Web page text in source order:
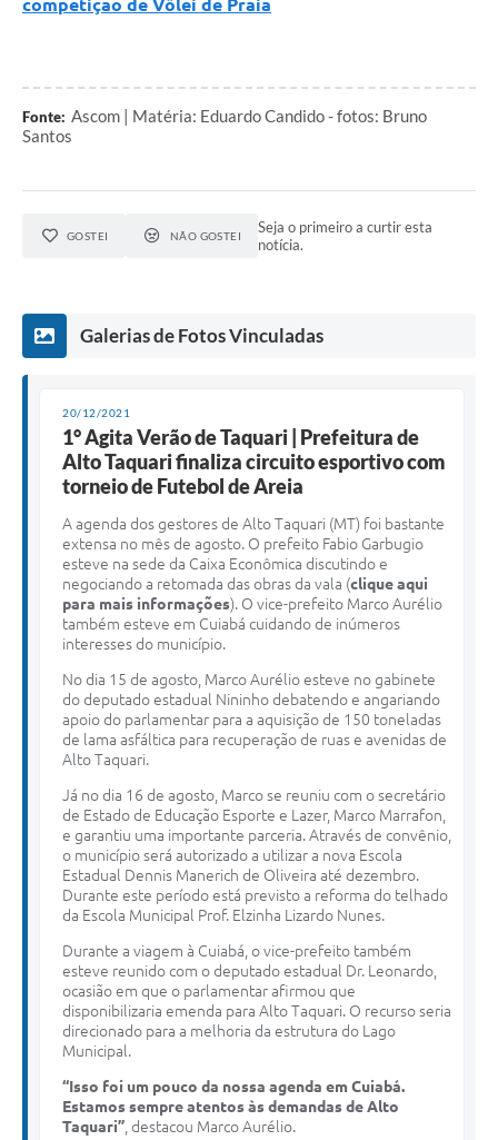
Fonte: Ascom | Matéria: Eduardo Candido - fotos: Bruno
Santos
GOSTEI NÃO GOSTEI
Seja o primeiro a curtir esta
notícia.
Galerias de Fotos Vinculadas
20/12/2021
1° Agita Verão de Taquari | Prefeitura de
Alto Taquari finaliza circuito esportivo com
torneio de Futebol de Areia
A agenda dos gestores de Alto Taquari (MT) foi bastante
extensa no mês de agosto. O prefeito Fabio Garbugio
esteve na sede da Caixa Econômica discutindo e
negociando a retomada das obras da vala (clique aqui
para mais informações). O vice-prefeito Marco Aurélio
também esteve em Cuiabá cuidando de inúmeros
interesses do município.
No dia 15 de agosto, Marco Aurélio esteve no gabinete
do deputado estadual Nininho debatendo e angariando
apoio do parlamentar para a aquisição de 150 toneladas
de lama asfáltica para recuperação de ruas e avenidas de
Alto Taquari.
Já no dia 16 de agosto, Marco se reuniu com o secretário
de Estado de Educação Esporte e Lazer, Marco Marrafon,
e garantiu uma importante parceria. Através de convênio,
o município será autorizado a utilizar a nova Escola
Estadual Dennis Manerich de Oliveira até dezembro.
Durante este período está previsto a reforma do telhado
da Escola Municipal Prof. Elzinha Lizardo Nunes.
Durante a viagem à Cuiabá, o vice-prefeito também
esteve reunido com o deputado estadual Dr. Leonardo,
ocasião em que o parlamentar afirmou que
disponibilizaria emenda para Alto Taquari. O recurso seria
direcionado para a melhoria da estrutura do Lago
Municipal.
“Isso foi um pouco da nossa agenda em Cuiabá.
Estamos sempre atentos às demandas de Alto
Taquari” , destacou Marco Aurélio.